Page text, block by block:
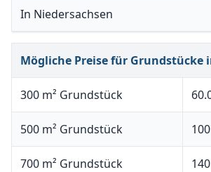
In Niedersachsen
Mögliche Preise für Grundstücke
300 m² Grundstück
500 m² Grundstück
700 m² Grundstück